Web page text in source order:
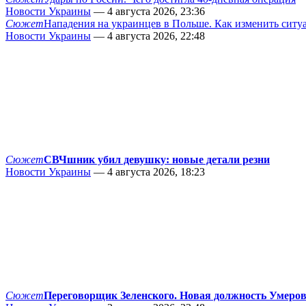
Новости Украины — 4 августа 2026, 23:36
СюжетНападения на украинцев в Польше. Как изменить
Новости Украины — 4 августа 2026, 22:48
СюжетСВЧшник убил девушку: новые детали резни
Новости Украины — 4 августа 2026, 18:23
СюжетПереговорщик Зеленского. Новая должность